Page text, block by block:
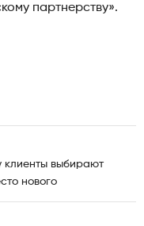
партнерству».
клиенты выбирают
нового